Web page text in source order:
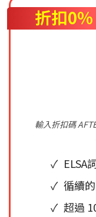
折扣0%
輸入折扣碼
ELSA
循續
超過